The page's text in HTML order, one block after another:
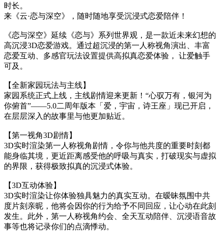
时长。
来《云·恋与深空》，随时随地享受沉浸式恋爱陪伴！
《恋与深空》延续《恋与》系列世界观，是一款近未来幻想的
高沉浸3D恋爱游戏。通过超沉浸的第一人称视角演出、丰富
恋爱互动、多感官玩法设置提供高拟真恋爱体验， 让爱触手
可及。
【全新家园玩法与主线】
家园系统正式上线，主线剧情迎来更新！“心驭万有，银河为
你俯首”——5.0二周年版本「爱，宇宙，诗王座」现已开启，
在层层深入的故事里与他更加贴近。
【第一视角3D剧情】
3D实时渲染第一人称视角剧情，令你与他共度的重要时刻都
能身临其境，更近距离感受他的呼吸与真实，打破现实与虚拟
的界限，获得极致拟真的沉浸式体验。
【3D互动体验】
3D实时渲染让你体验独具魅力的真实互动。在暧昧氛围中共
度片刻亲昵，他将会因你的行为给予不同回应，让心动在此刻
发生。此外，第一人称视角约会、全天互动陪伴、沉浸语音故
事等也将记录你们的点滴悸动。